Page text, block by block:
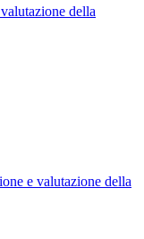
della
e valutazione della